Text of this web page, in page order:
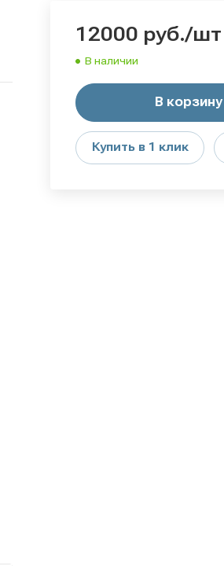
12000 руб./шт
В наличии
В корзину
Купить в 1 клик